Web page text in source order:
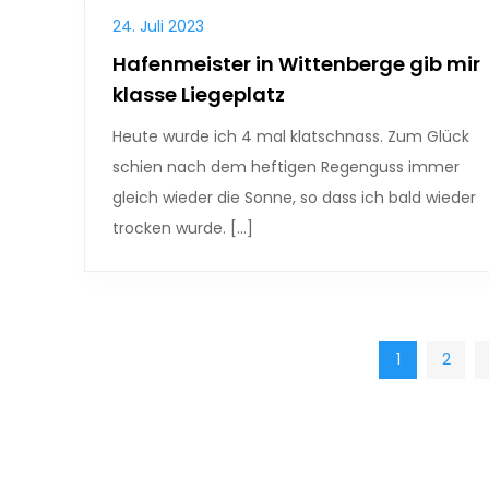
24. Juli 2023
Hafenmeister in Wittenberge gib mir
klasse Liegeplatz
Heute wurde ich 4 mal klatschnass. Zum Glück
schien nach dem heftigen Regenguss immer
gleich wieder die Sonne, so dass ich bald wieder
trocken wurde. […]
1 2